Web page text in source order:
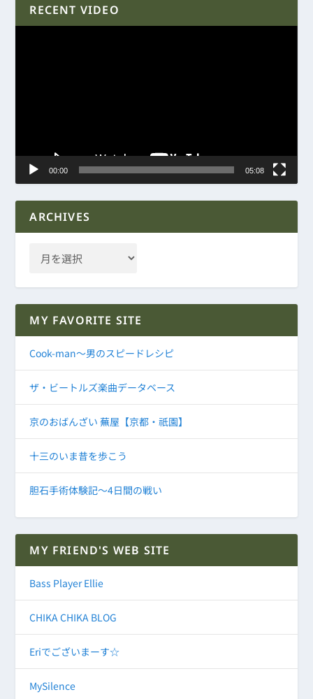
RECENT VIDEO
00:00 05:08
ARCHIVES
MY FAVORITE SITE
Cook-man～男のスピードレシピ
ザ・ビートルズ楽曲データベース
京のおばんざい 蕪屋【京都・祇園】
十三のいま昔を歩こう
胆石手術体験記～4日間の戦い
MY FRIEND'S WEB SITE
Bass Player Ellie
CHIKA CHIKA BLOG
Eriでございまーす☆
MySilence